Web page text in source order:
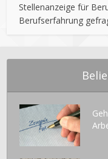
Stellenanzeige für
Berufserfahrung